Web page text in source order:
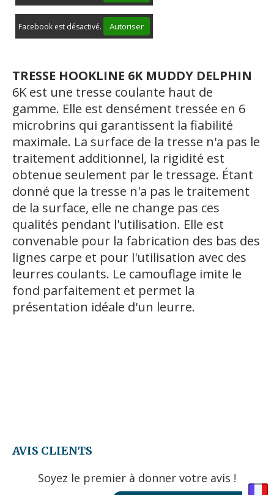
Facebook est désactivé. Autoriser
TRESSE HOOKLINE 6K MUDDY DELPHIN
6K est une tresse coulante haut de
gamme. Elle est densément tressée en 6
microbrins qui garantissent la fiabilité
maximale. La surface de la tresse n'a pas le
traitement additionnel, la rigidité est
obtenue seulement par le tressage. Étant
donné que la tresse n'a pas le traitement
de la surface, elle ne change pas ces
qualités pendant l'utilisation. Elle est
convenable pour la fabrication des bas des
lignes carpe et pour l'utilisation avec des
leurres coulants. Le camouflage imite le
fond parfaitement et permet la
présentation idéale d'un leurre.
AVIS CLIENTS
Soyez le premier à donner votre avis !